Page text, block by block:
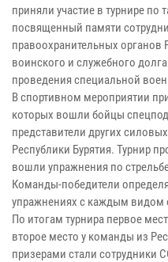
приняли участие в турнире по
посвященный памяти
правоохранительных
воинского и служебного
проведения специальной
В спортивном мероприятии
которых вошли бойцы
представители других
Республики Бурятия. Турнир
вошли упражнения по
Команды-победители
упражнениях с каждым видом
По итогам турнира первое
второе место у команды из
призерами стали сотрудники